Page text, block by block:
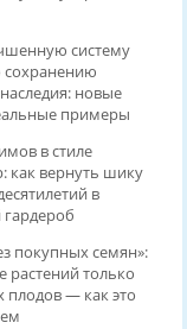
систему
новые
примеры
в стиле
как вернуть шику
в
покупных семян»:
только
плодов — как это